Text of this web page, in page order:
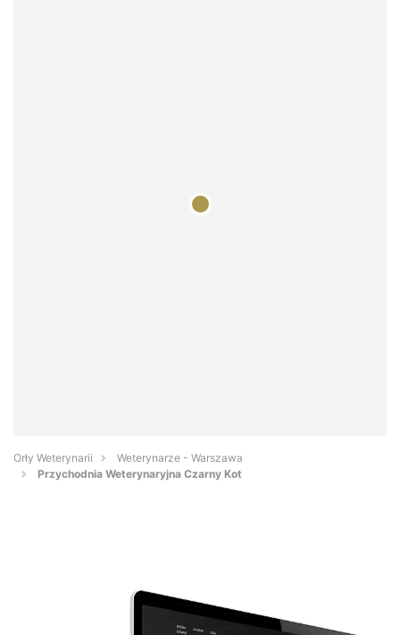
Orły Weterynarii
Weterynarze - Warszawa
Przychodnia Weterynaryjna Czarny Kot